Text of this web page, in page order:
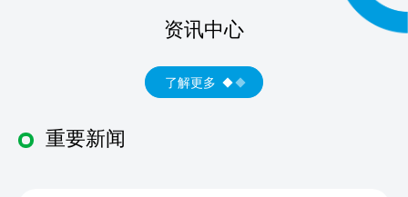
资讯中心
了解更多
重要新闻